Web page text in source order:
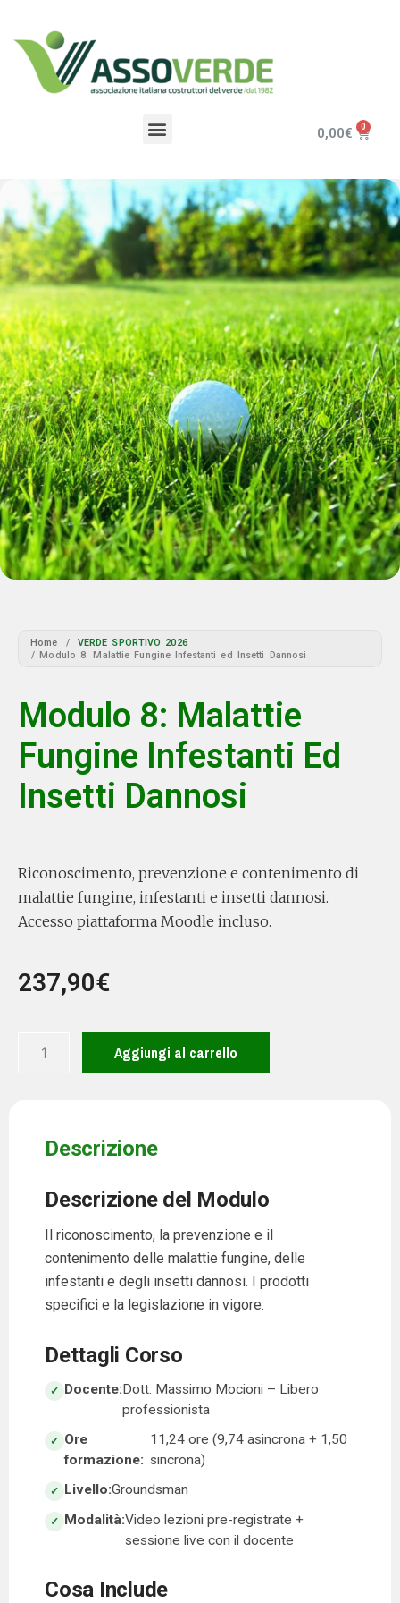
0,00€
Home /
VERDE SPORTIVO 2026
/ Modulo 8: Malattie Fungine Infestanti ed Insetti Dannosi
Modulo 8: Malattie
Fungine Infestanti Ed
Insetti Dannosi
Riconoscimento, prevenzione e contenimento di
malattie fungine, infestanti e insetti dannosi.
Accesso piattaforma Moodle incluso.
237,90€
Aggiungi al carrello
Descrizione
Descrizione del Modulo
Il riconoscimento, la prevenzione e il
contenimento delle malattie fungine, delle
infestanti e degli insetti dannosi. I prodotti
specifici e la legislazione in vigore.
Dettagli Corso
Docente:Dott. Massimo Mocioni – Libero
professionista
Ore
formazione:
11,24 ore (9,74 asincrona + 1,50
sincrona)
Livello:Groundsman
Modalità:Video lezioni pre-registrate +
sessione live con il docente
Cosa Include